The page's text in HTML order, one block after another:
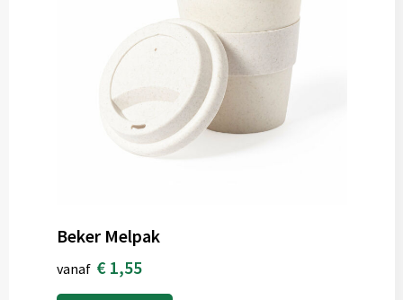
Beker Melpak
vanaf € 1,55